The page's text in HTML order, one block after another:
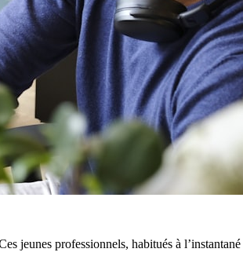
jeunes professionnels, habitués à